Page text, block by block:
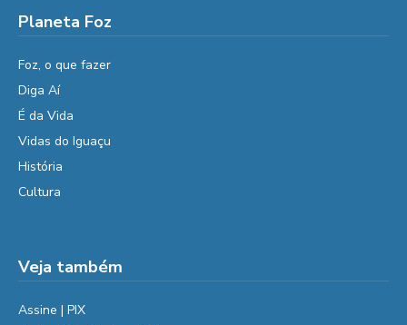
Planeta Foz
Foz, o que fazer
Diga Aí
É da Vida
Vidas do Iguaçu
História
Cultura
Veja também
Assine | PIX